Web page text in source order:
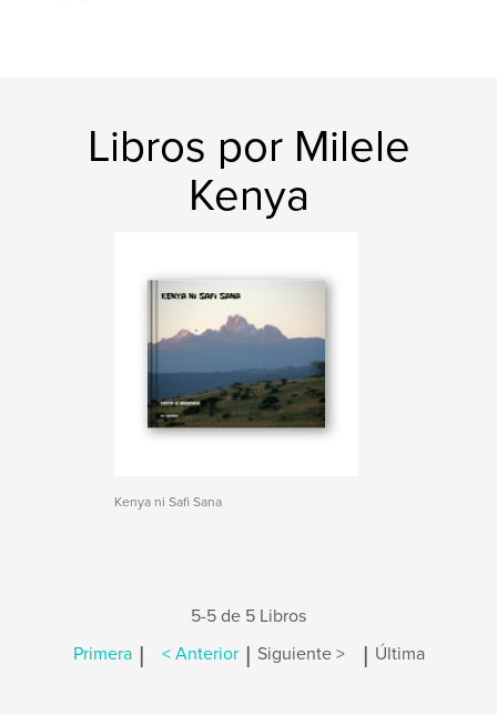
Libros por Milele
Kenya
Kenya ni Safi Sana
5-5 de 5 Libros
Primera | < Anterior | Siguiente > | Última